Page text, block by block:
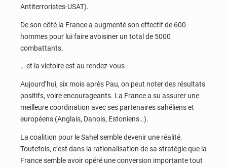
Antiterroristes-USAT).
De son côté la France a augmenté son effectif de 600
hommes pour lui faire avoisiner un total de 5000
combattants.
… et la victoire est au rendez-vous
Aujourd’hui, six mois après Pau, on peut noter des résultats
positifs, voire encourageants. La France a su assurer une
meilleure coordination avec ses partenaires sahéliens et
européens (Anglais, Danois, Estoniens…).
La coalition pour le Sahel semble devenir une réalité.
Toutefois, c’est dans la rationalisation de sa stratégie que la
France semble avoir opéré une conversion importante tout